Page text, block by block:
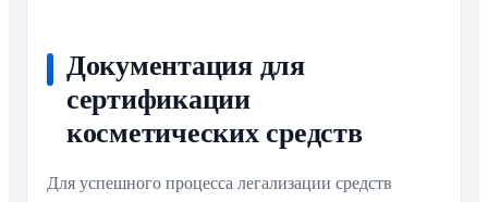
Документация для
сертификации
косметических средств
Для успешного процесса легализации средств